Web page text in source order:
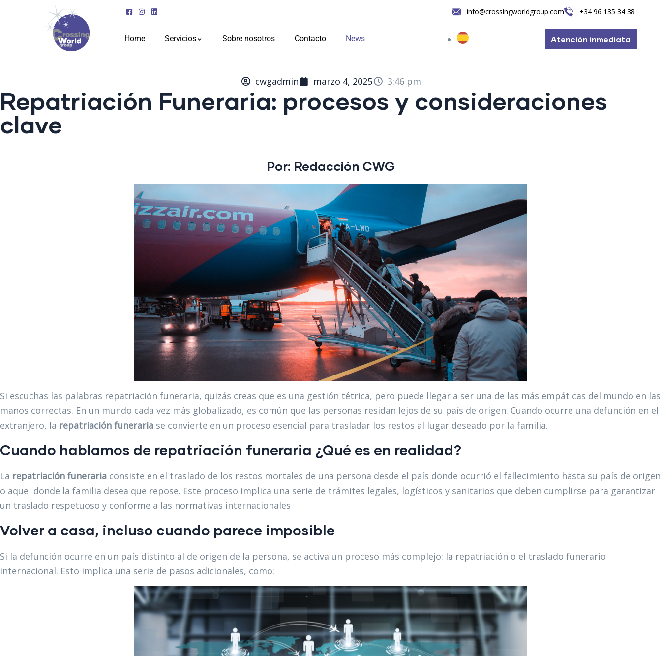
info@crossingworldgroup.com +34 96 135 34 38
Home Servicios Sobre nosotros Contacto News Atención inmediata
cwgadmin marzo 4, 2025 3:46 pm
Repatriación Funeraria: procesos y consideraciones
clave
Por: Redacción CWG
Si escuchas las palabras repatriación funeraria, quizás creas que es una gestión tétrica, pero puede llegar a ser una de las más empáticas del mundo en las
manos correctas. En un mundo cada vez más globalizado, es común que las personas residan lejos de su país de origen. Cuando ocurre una defunción en el
extranjero, la repatriación funeraria se convierte en un proceso esencial para trasladar los restos al lugar deseado por la familia.​
Cuando hablamos de repatriación funeraria ¿Qué es en realidad?
La repatriación funeraria consiste en el traslado de los restos mortales de una persona desde el país donde ocurrió el fallecimiento hasta su país de origen
o aquel donde la familia desea que repose. Este proceso implica una serie de trámites legales, logísticos y sanitarios que deben cumplirse para garantizar
un traslado respetuoso y conforme a las normativas internacionales
Volver a casa, incluso cuando parece imposible
Si la defunción ocurre en un país distinto al de origen de la persona, se activa un proceso más complejo: la repatriación o el traslado funerario
internacional. Esto implica una serie de pasos adicionales, como: